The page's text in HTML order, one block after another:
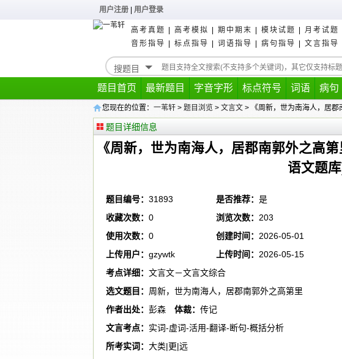
用户注册 用户登录
高考真题 高考模拟 期中期末 模块试题 月考试题
音形指导
标点指导 词语指导 病句指导 文言指导
题目首页 最新题目 字音字形 标点符号 词语 病句
您现在的位置：一苇轩 >题目浏览> 文言文 > 《周新，世为南海人，居
题目详细信息
《周新，世为南海人，居郡南郭外之高
语文题
题目编号： 31893 是否推荐： 是
收藏次数： 0 浏览次数： 203
使用次数： 0 创建时间： 2026-05-01
上传用户： gzywtk 上传时间： 2026-05-15
考点详细： 文言文－文言文综合
选文题目： 周新，世为南海人，居郡南郭外之高第里
作者出处： 彭森 体裁： 传记
文言考点： 实词-虚词-活用-翻译-断句-概括分析
所考实词： 大类|更|远